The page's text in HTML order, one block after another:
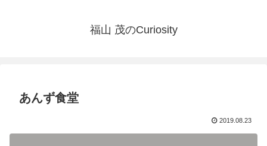
福山 茂のCuriosity
あんず食堂
2019.08.23